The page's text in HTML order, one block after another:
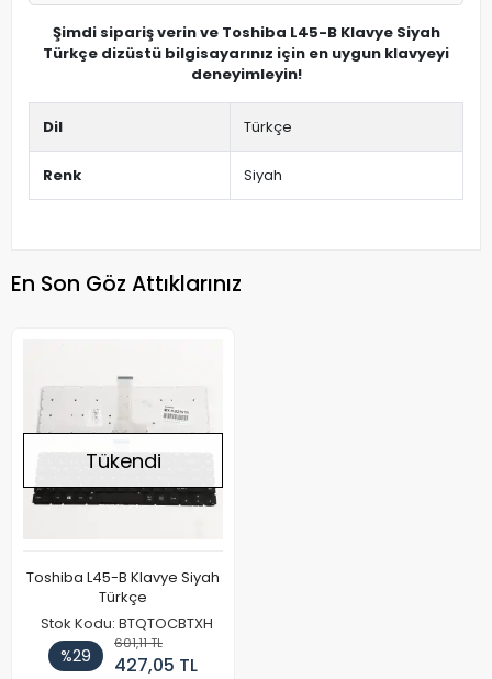
Şimdi sipariş verin ve Toshiba L45-B Klavye Siyah
Türkçe dizüstü bilgisayarınız için en uygun klavyeyi
deneyimleyin!
Dil Türkçe
Renk Siyah
En Son Göz Attıklarınız
Tükendi
Toshiba L45-B Klavye Siyah
Türkçe
Stok Kodu: BTQTOCBTXH
%29
601,11 TL
427,05 TL